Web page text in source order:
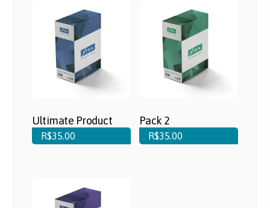
Ultimate Product
R$35.00
Pack 2
R$35.00